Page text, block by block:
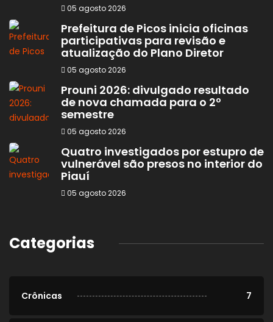
05 agosto 2026
Prefeitura de Picos inicia oficinas
participativas para revisão e
atualização do Plano Diretor
05 agosto 2026
Prouni 2026: divulgado resultado
de nova chamada para o 2º
semestre
05 agosto 2026
Quatro investigados por estupro de
vulnerável são presos no interior do
Piauí
05 agosto 2026
Categorias
Crônicas 7